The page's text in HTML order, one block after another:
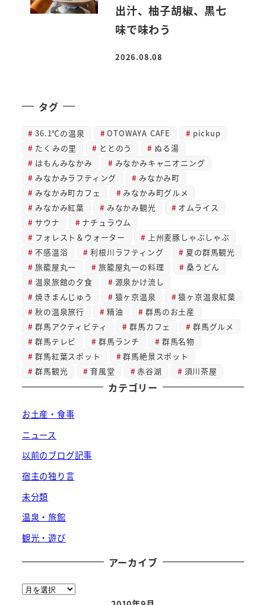
出汁、柚子胡椒、黒七
味で味わう
投稿日
2026.08.08
タグ
36.1℃の温泉 OTOWAYA CAFE
pickup
たくみの里
ととのう
ぬる湯
はもんみなかみ
みなかみキャニオニング
みなかみラフティング
みなかみ町
みなかみ町カフェ
みなかみ町グルメ
みなかみ紅葉
みなかみ観光
オムライス
サウナ
ナチュラウム
フォレスト＆ウォーター
上州麦豚しゃぶしゃぶ
不感温浴
利根川ラフティング
夏の群馬観光
旅籠屋丸一
旅籠屋丸一の料理
桑うどん
温泉旅館の夕食
源泉かけ流し
焼きまんじゅう
猿ヶ京温泉
猿ヶ京温泉紅葉
秋の温泉旅行
精油
群馬のお土産
群馬アクティビティ
群馬カフェ
群馬グルメ
群馬テレビ
群馬ランチ
群馬名物
群馬紅葉スポット
群馬絶景スポット
群馬観光
育風堂 赤谷湖 須川茶屋
カテゴリー
お土産・食事
ニュース
以前のブログ記事
宿主の独り言
未分類
温泉・旅館
観光・遊び
アーカイブ
ア